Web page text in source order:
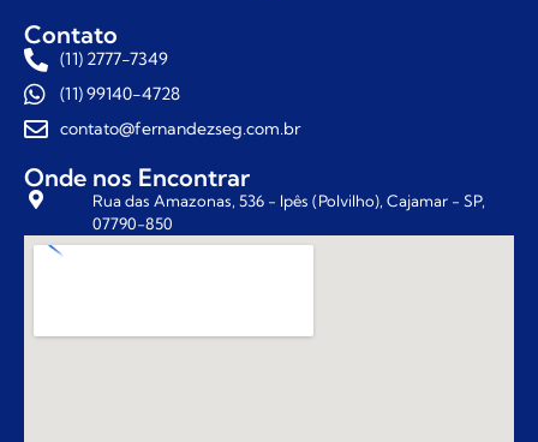
Contato
(11) 2777-7349
(11) 99140-4728
contato@fernandezseg.com.br
Onde nos Encontrar
Rua das Amazonas, 536 - Ipês (Polvilho), Cajamar - SP,
07790-850